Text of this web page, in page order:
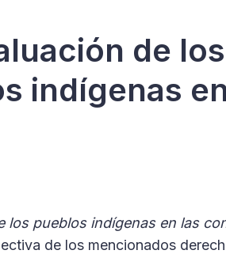
de los
indígenas
los pueblos indígenas en las
de los mencionados